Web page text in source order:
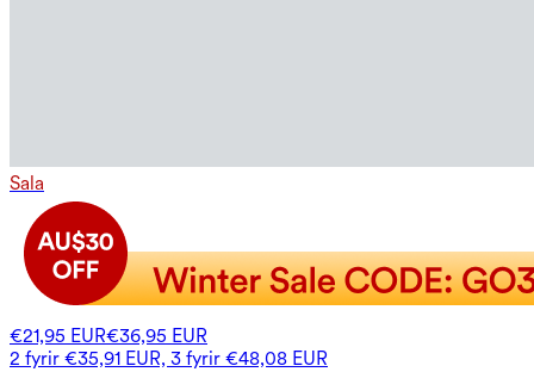
Sala
€21,95 EUR€36,95 EUR
2 fyrir €35,91 EUR, 3 fyrir €48,08 EUR